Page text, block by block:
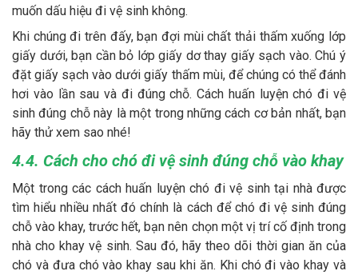
muốn dấu hiệu đi vệ sinh không.
Khi chúng đi trên đấy, bạn đợi mùi chất thải thấm xuống lớp
giấy dưới, bạn cần bỏ lớp giấy dơ thay giấy sạch vào. Chú ý
đặt giấy sạch vào dưới giấy thấm mùi, để chúng có thể đánh
hơi vào lần sau và đi đúng chỗ. Cách huấn luyện chó đi vệ
sinh đúng chỗ này là một trong những cách cơ bản nhất, bạn
hãy thử xem sao nhé!
4.4. Cách cho chó đi vệ sinh đúng chỗ vào khay
Một trong các cách huấn luyện chó đi vệ sinh tại nhà được
tìm hiểu nhiều nhất đó chính là cách để chó đi vệ sinh đúng
chỗ vào khay, trước hết, bạn nên chọn một vị trí cố định trong
nhà cho khay vệ sinh. Sau đó, hãy theo dõi thời gian ăn của
chó và đưa chó vào khay sau khi ăn. Khi chó đi vào khay và